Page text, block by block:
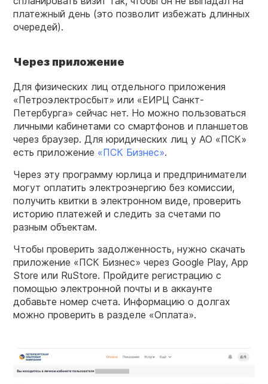
платежный день (это позволит избежать длинных
очередей).
Через приложение
Для физических лиц отдельного приложения
«Петроэлектросбыт» или «ЕИРЦ Санкт-
Петербурга» сейчас нет. Но можно пользоваться
личными кабинетами со смартфонов и планшетов
через браузер. Для юридических лиц у АО «ПСК»
есть приложение «ПСК Бизнес».
Через эту программу юрлица и предприниматели
могут оплатить электроэнергию без комиссии,
получить квитки в электронном виде, проверить
историю платежей и следить за счетами по
разным объектам.
Чтобы проверить задолженность, нужно скачать
приложение «ПСК Бизнес» через Google Play, App
Store или RuStore. Пройдите регистрацию с
помощью электронной почты и в аккаунте
добавьте номер счета. Информацию о долгах
можно проверить в разделе «Оплата».